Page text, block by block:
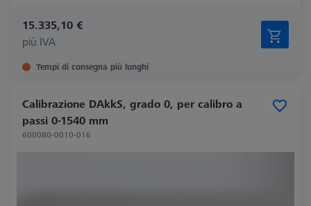
15.335,10 €
più IVA
Tempi di consegna più lunghi
Calibrazione DAkkS, grado 0, per calibro a
passi 0-1540 mm
600080-0010-016